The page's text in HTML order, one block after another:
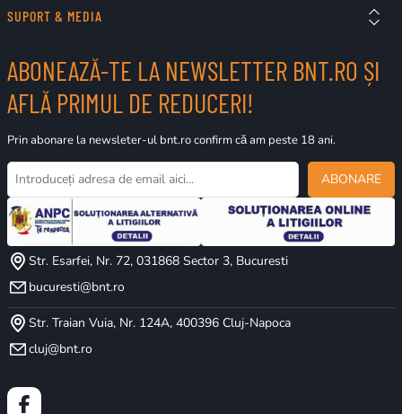
SUPORT & MEDIA
ABONEAZĂ-TE LA NEWSLETTER BNT.RO ȘI
AFLĂ PRIMUL DE REDUCERI!
Prin abonare la newsleter-ul bnt.ro confirm că am peste 18 ani.
ABONARE
Str. Esarfei, Nr. 72, 031868 Sector 3, Bucuresti
bucuresti@bnt.ro
Str. Traian Vuia, Nr. 124A, 400396 Cluj-Napoca
cluj@bnt.ro